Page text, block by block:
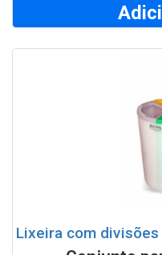
Lixeira com